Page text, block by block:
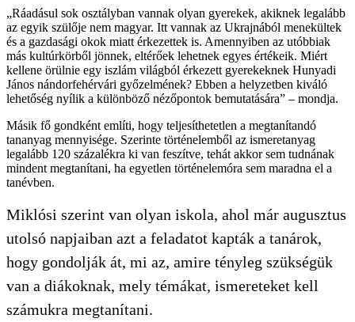
„Ráadásul sok osztályban vannak olyan gyerekek, akiknek legalább
az egyik szülője nem magyar. Itt vannak az Ukrajnából menekültek
és a gazdasági okok miatt érkezettek is. Amennyiben az utóbbiak
más kultúrkörből jönnek, eltérőek lehetnek egyes értékeik. Miért
kellene örülnie egy iszlám világból érkezett gyerekeknek Hunyadi
János nándorfehérvári győzelmének? Ebben a helyzetben kiváló
lehetőség nyílik a különböző nézőpontok bemutatására” – mondja.
Másik fő gondként említi, hogy teljesíthetetlen a megtanítandó
tananyag mennyisége. Szerinte történelemből az ismeretanyag
legalább 120 százalékra ki van feszítve, tehát akkor sem tudnának
mindent megtanítani, ha egyetlen történelemóra sem maradna el a
tanévben.
Miklósi szerint van olyan iskola, ahol már augusztus
utolsó napjaiban azt a feladatot kapták a tanárok,
hogy gondolják át, mi az, amire tényleg szükségük
van a diákoknak, mely témákat, ismereteket kell
számukra megtanítani.